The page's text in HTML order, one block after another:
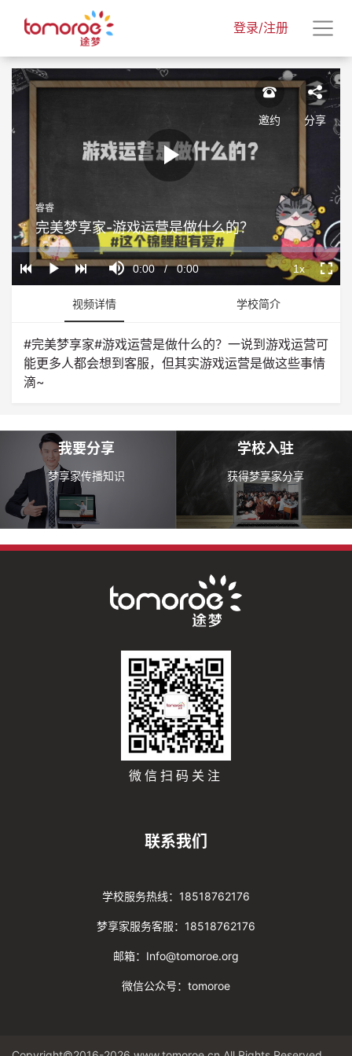
登录/注册
Play
Video
Play
Mute
Current
0:00 / Duration
0:00
Loaded:
0%
Progress:
0%
Playback
Rate
1x
睿睿
完美梦享家-游戏运营是做什么的？
邀约 分享
视频详情 学校简介
#完美梦享家#游戏运营是做什么的？一说到游戏运营可
能更多人都会想到客服，但其实游戏运营是做这些事情
滴~
我要分享
梦享家传播知识
学校入驻
获得梦享家分享
微信扫码关注
联系我们
学校服务热线：18518762176
梦享家服务客服：18518762176
邮箱：Info@tomoroe.org
微信公众号：tomoroe